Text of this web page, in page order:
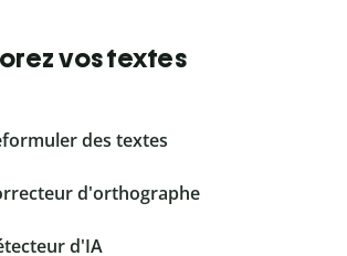
vos textes
des textes
d'orthographe
d'IA